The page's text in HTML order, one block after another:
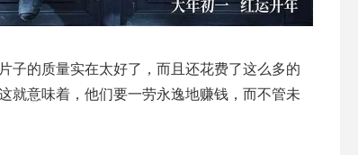
子的质量实在太好了，而且还花费了这么多的
就意味着，他们要一劳永逸地赚钱，而不管未